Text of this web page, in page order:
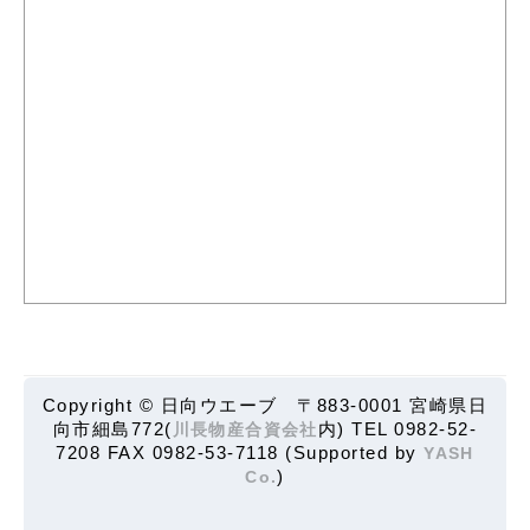
Copyright © 日向ウエーブ 〒883-0001 宮崎県日
向市細島772(
川長物産合資会社内) TEL 0982-52-
7208 FAX 0982-53-7118 (Supported byYASH
Co.)